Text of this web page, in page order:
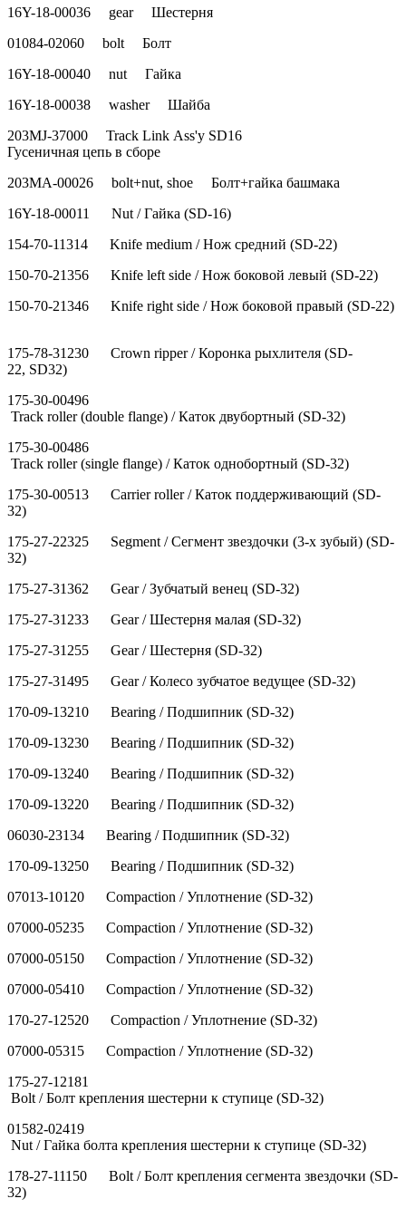
16Y-18-00036 gear Шестерня
01084-02060 bolt Болт
16Y-18-00040 nut Гайка
16Y-18-00038 washer Шайба
203MJ-37000 Track Link Ass'y SD16
Гусеничная цепь в сборе
203MA-00026 bolt+nut, shoe Болт+гайка башмака
16Y-18-00011 Nut / Гайка (SD-16)
154-70-11314 Knife medium / Нож средний (SD-22)
150-70-21356 Knife left side / Нож боковой левый (SD-22)
150-70-21346 Knife right side / Нож боковой правый (SD-22)
175-78-31230 Crown ripper / Коронка рыхлителя (SD-
22, SD32)
175-30-00496
Track roller (double flange) / Каток двубортный (SD-32)
175-30-00486
Track roller (single flange) / Каток однобортный (SD-32)
175-30-00513 Сarrier roller / Каток поддерживающий (SD-
32)
175-27-22325 Segment / Сегмент звездочки (3-х зубый) (SD-
32)
175-27-31362 Gear / Зубчатый венец (SD-32)
175-27-31233 Gear / Шестерня малая (SD-32)
175-27-31255 Gear / Шестерня (SD-32)
175-27-31495 Gear / Колесо зубчатое ведущее (SD-32)
170-09-13210 Bearing / Подшипник (SD-32)
170-09-13230 Bearing / Подшипник (SD-32)
170-09-13240 Bearing / Подшипник (SD-32)
170-09-13220 Bearing / Подшипник (SD-32)
06030-23134 Bearing / Подшипник (SD-32)
170-09-13250 Bearing / Подшипник (SD-32)
07013-10120 Compaction / Уплотнение (SD-32)
07000-05235 Compaction / Уплотнение (SD-32)
07000-05150 Compaction / Уплотнение (SD-32)
07000-05410 Compaction / Уплотнение (SD-32)
170-27-12520 Compaction / Уплотнение (SD-32)
07000-05315 Compaction / Уплотнение (SD-32)
175-27-12181
Bolt / Болт крепления шестерни к ступице (SD-32)
01582-02419
Nut / Гайка болта крепления шестерни к ступице (SD-32)
178-27-11150 Bolt / Болт крепления сегмента звездочки (SD-
32)